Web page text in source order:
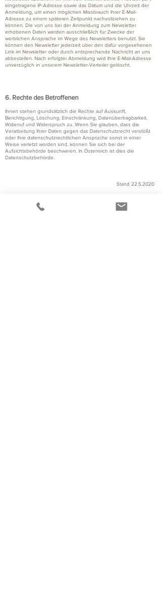
eingetragene IP-Adresse sowie das Datum und die Uhrzeit der
Anmeldung, um einen möglichen Missbrauch Ihrer E-Mail-
Adresse zu einem späteren Zeitpunkt nachvollziehen zu
können. Die von uns bei der Anmeldung zum Newsletter
erhobenen Daten werden ausschließlich für Zwecke der
werblichen Ansprache im Wege des Newsletters benutzt. Sie
können den Newsletter jederzeit über den dafür vorgesehenen
Link im Newsletter oder durch entsprechende Nachricht an uns
abbestellen. Nach erfolgter Abmeldung wird Ihre E-Mail-Adresse
unverzüglich in unserem Newsletter-Verteiler gelöscht.
6. Rechte des Betroffenen
Ihnen stehen grundsätzlich die Rechte auf Auskunft,
Berichtigung, Löschung, Einschränkung, Datenübertragbarkeit,
Widerruf und Widerspruch zu. Wenn Sie glauben, dass die
Verarbeitung Ihrer Daten gegen das Datenschutzrecht verstößt
oder Ihre datenschutzrechtlichen Ansprüche sonst in einer
Weise verletzt worden sind, können Sie sich bei der
Aufsichtsbehörde beschweren. In Österreich ist dies die
Datenschutzbehörde.
Stand 22.5.2020